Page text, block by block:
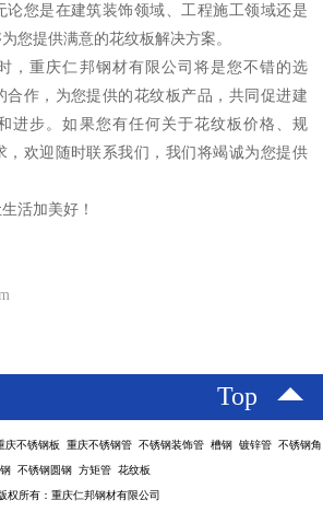
论您是在建筑装饰领域、工程施工领域还是
您提供满意的花纹板解决方案。
，重庆仁邦钢材有限公司将是您不错的选
合作，为您提供的花纹板产品，共同促进建
进步。如果您有任何关于花纹板价格、规
，欢迎随时联系我们，我们将竭诚为您提供
活加美好！
Top
庆不锈钢板 重庆不锈钢管 不锈钢装饰管 槽钢 镀锌管 不锈钢角
钢 不锈钢圆钢 方矩管 花纹板
权所有：重庆仁邦钢材有限公司